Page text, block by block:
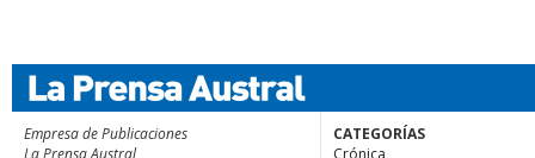
Empresa de Publicaciones
La Prensa Austral
CATEGORÍAS
Crónica